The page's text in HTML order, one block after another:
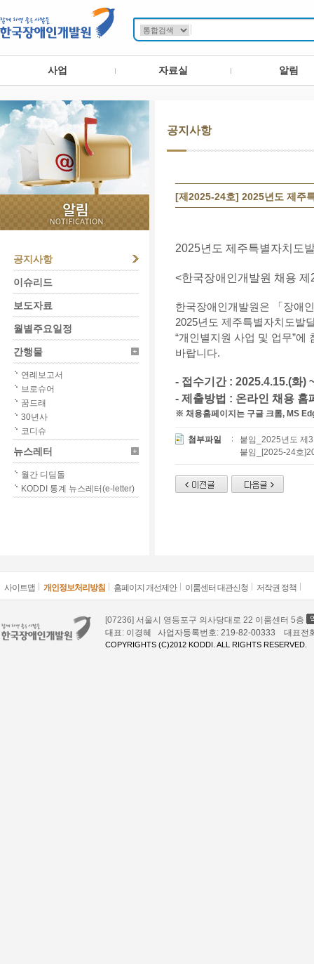
사업 자료실 알림
공지사항
이슈리드
보도자료
월별주요일정
간행물
연례보고서
브로슈어
꿈드래
30년사
코디슈
뉴스레터
월간 디딤돌
KODDI 통계 뉴스레터(e-letter)
공지사항
[제2025-24호] 2025년도 제주
2025년도 제주특별자치도
<한국장애인개발원 채용
한국장애인개발원은
「장애
2025년도 제주특별자치도발
“개인별지원 사업 및 업무”
바랍니다.
- 접수기간 : 2025.4.15.(화)
- 제출방법 : 온라인 채용 홈
※ 채용홈페이지는 구글 크롬, MS
첨부파일
붙임_2025년도 제
붙임_[2025-24호
사이트맵 개인정보처리방침 홈페이지 개선제안 이룸센터 대관신청 저작권 정책
[07236] 서울시 영등포구 의사당대로 22 이룸센터 5층
대표: 이경혜 사업자등록번호: 219-82-00333 대표
COPYRIGHTS (C)2012 KODDI. ALL RIGHTS RESERVED.